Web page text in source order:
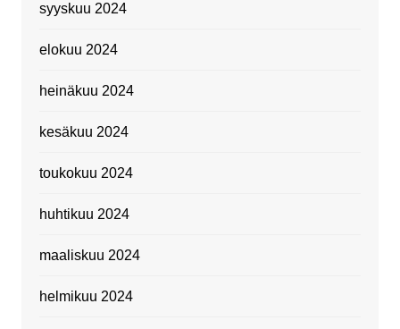
syyskuu 2024
elokuu 2024
heinäkuu 2024
kesäkuu 2024
toukokuu 2024
huhtikuu 2024
maaliskuu 2024
helmikuu 2024